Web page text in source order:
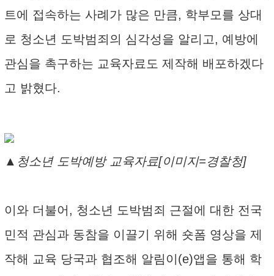
트에 접속하는 사례가 많은 만큼, 학부모를 상대
로 청소년 도박범죄의 심각성을 알리고, 예방에
관심을 촉구하는 교육자료도 제작해 배포하겠다
고 밝혔다.
▲청소년 도박예방 교육자료[이미지=경찰청]
이와 더불어, 청소년 도박범죄 근절에 대한 전국
민적 관심과 동참을 이끌기 위해 숏폼 영상을 제
작해 교육 당국과 협조해 알림이(e)앱을 통해 학